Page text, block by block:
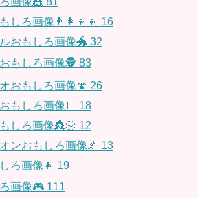
しろ画像👨‍👩‍👧‍👦 16
おもしろ画像🐲 32
もしろ画像🕵️ 83
おもしろ画像🍄 26
もしろ画像🍞 18
しろ画像👸🏻 12
ンおもしろ画像🌌 13
ろ画像👧 19
画像🎮 111